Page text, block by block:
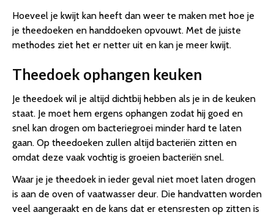
Hoeveel je kwijt kan heeft dan weer te maken met hoe je
je theedoeken en handdoeken opvouwt. Met de juiste
methodes ziet het er netter uit en kan je meer kwijt.
Theedoek ophangen keuken
Je theedoek wil je altijd dichtbij hebben als je in de keuken
staat. Je moet hem ergens ophangen zodat hij goed en
snel kan drogen om bacteriegroei minder hard te laten
gaan. Op theedoeken zullen altijd bacteriën zitten en
omdat deze vaak vochtig is groeien bacteriën snel.
Waar je je theedoek in ieder geval niet moet laten drogen
is aan de oven of vaatwasser deur. Die handvatten worden
veel aangeraakt en de kans dat er etensresten op zitten is